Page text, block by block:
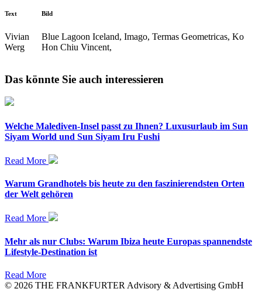
Text
Vivian
Werg
Bild
Blue Lagoon Iceland, Imago, Termas Geometricas, Ko
Hon Chiu Vincent,
Das könnte Sie auch interessieren
Welche Malediven-Insel passt zu Ihnen? Luxusurlaub im Sun
Siyam World und Sun Siyam Iru Fushi
Read More
Warum Grandhotels bis heute zu den faszinierendsten Orten
der Welt gehören
Read More
Mehr als nur Clubs: Warum Ibiza heute Europas spannendste
Lifestyle-Destination ist
Read More
© 2026 THE FRANKFURTER Advisory & Advertising GmbH